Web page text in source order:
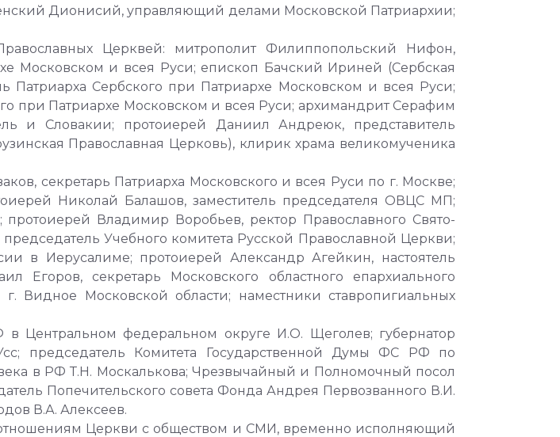
Дионисий, управляющий делами Московской Патриархии;
Церквей: митрополит Филиппопольский Нифон,
Московском и всея Руси; епископ Бачский Ириней (Сербская
Патриарха Сербского при Патриархе Московском и всея Руси;
при Патриархе Московском и всея Руси; архимандрит Серафим
и Словакии; протоиерей Даниил Андреюк, представитель
Православная Церковь), клирик храма великомученика
секретарь Патриарха Московского и всея Руси по г. Москве;
Николай Балашов, заместитель председателя ОВЦС МП;
Владимир Воробьев, ректор Православного Свято-
Учебного комитета Русской Православной Церкви;
в Иерусалиме; протоиерей Александр Агейкин, настоятель
Егоров, секретарь Московского областного епархиального
Видное Московской области; наместники ставропигиальных
Центральном федеральном округе И.О. Щеголев; губернатор
председатель Комитета Государственной Думы ФС РФ по
в РФ Т.Н. Москалькова; Чрезвычайный и Полномочный посол
Попечительского совета Фонда Андрея Первозванного В.И.
В.А. Алексеев.
Церкви с обществом и СМИ, временно исполняющий